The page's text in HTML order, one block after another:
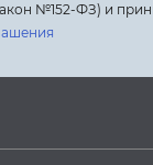
№152-ФЗ) и